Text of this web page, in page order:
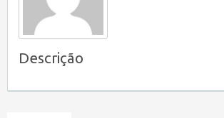
Descrição